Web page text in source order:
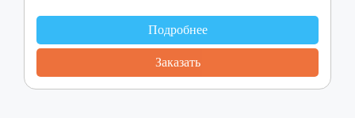
Подробнее
Заказать